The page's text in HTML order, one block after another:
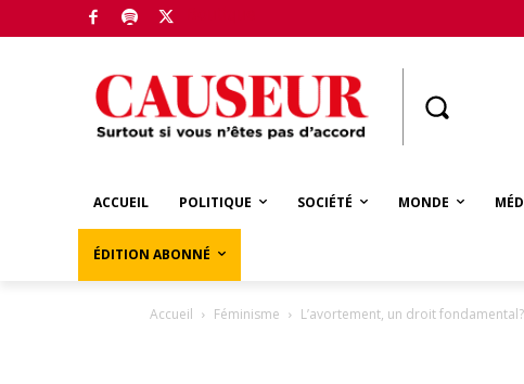
ACCUEIL POLITIQUE SOCIÉTÉ MONDE
ÉDITION ABONNÉ
Accueil Féminisme L’avortement, un droit fondamental?